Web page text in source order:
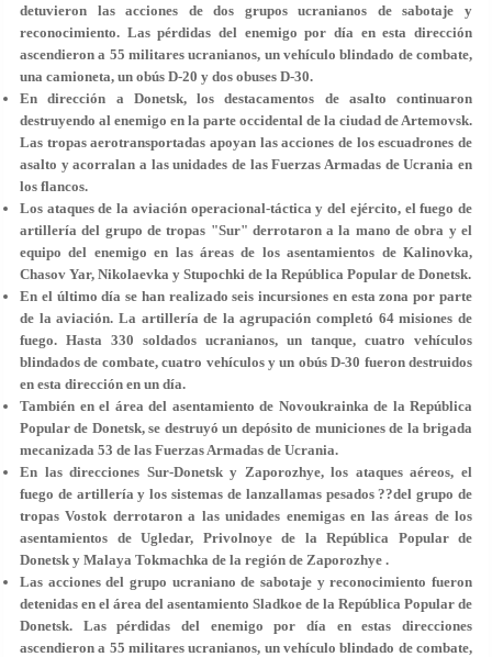
detuvieron las acciones de dos grupos ucranianos de sabotaje y
reconocimiento. Las pérdidas del enemigo por día en esta dirección
ascendieron a 55 militares ucranianos, un vehículo blindado de combate,
una camioneta, un obús D-20 y dos obuses D-30.
En dirección a Donetsk, los destacamentos de asalto continuaron
destruyendo al enemigo en la parte occidental de la ciudad de Artemovsk.
Las tropas aerotransportadas apoyan las acciones de los escuadrones de
asalto y acorralan a las unidades de las Fuerzas Armadas de Ucrania en
los flancos.
Los ataques de la aviación operacional-táctica y del ejército, el fuego de
artillería del grupo de tropas "Sur" derrotaron a la mano de obra y el
equipo del enemigo en las áreas de los asentamientos de Kalinovka,
Chasov Yar, Nikolaevka y Stupochki de la República Popular de Donetsk.
En el último día se han realizado seis incursiones en esta zona por parte
de la aviación. La artillería de la agrupación completó 64 misiones de
fuego. Hasta 330 soldados ucranianos, un tanque, cuatro vehículos
blindados de combate, cuatro vehículos y un obús D-30 fueron destruidos
en esta dirección en un día.
También en el área del asentamiento de Novoukrainka de la República
Popular de Donetsk, se destruyó un depósito de municiones de la brigada
mecanizada 53 de las Fuerzas Armadas de Ucrania.
En las direcciones Sur-Donetsk y Zaporozhye, los ataques aéreos, el
fuego de artillería y los sistemas de lanzallamas pesados ??del grupo de
tropas Vostok derrotaron a las unidades enemigas en las áreas de los
asentamientos de Ugledar, Privolnoye de la República Popular de
Donetsk y Malaya Tokmachka de la región de Zaporozhye .
Las acciones del grupo ucraniano de sabotaje y reconocimiento fueron
detenidas en el área del asentamiento Sladkoe de la República Popular de
Donetsk. Las pérdidas del enemigo por día en estas direcciones
ascendieron a 55 militares ucranianos, un vehículo blindado de combate,